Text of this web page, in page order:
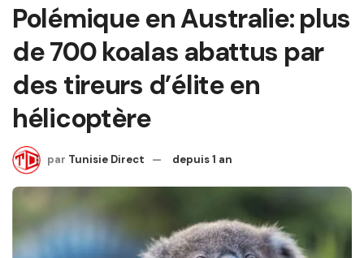
Polémique en Australie: plus
de 700 koalas abattus par
des tireurs d’élite en
hélicoptère
par Tunisie Direct depuis 1 an